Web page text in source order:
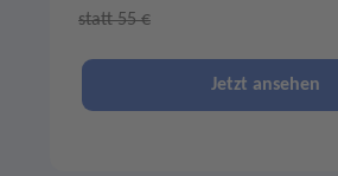
statt 55 €
Jetzt ansehen